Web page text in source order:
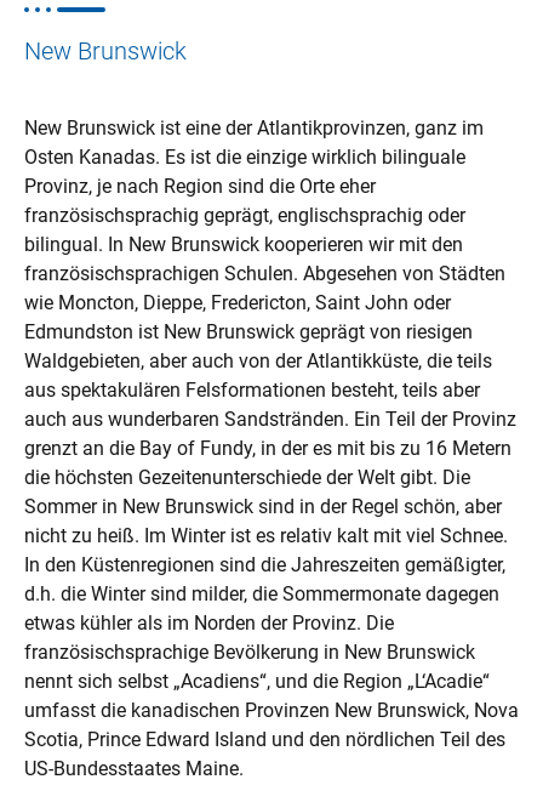
New Brunswick
New Brunswick ist eine der Atlantikprovinzen, ganz im
Osten Kanadas. Es ist die einzige wirklich bilinguale
Provinz, je nach Region sind die Orte eher
französischsprachig geprägt, englischsprachig oder
bilingual. In New Brunswick kooperieren wir mit den
französischsprachigen Schulen. Abgesehen von Städten
wie Moncton, Dieppe, Fredericton, Saint John oder
Edmundston ist New Brunswick geprägt von riesigen
Waldgebieten, aber auch von der Atlantikküste, die teils
aus spektakulären Felsformationen besteht, teils aber
auch aus wunderbaren Sandstränden. Ein Teil der Provinz
grenzt an die Bay of Fundy, in der es mit bis zu 16 Metern
die höchsten Gezeitenunterschiede der Welt gibt. Die
Sommer in New Brunswick sind in der Regel schön, aber
nicht zu heiß. Im Winter ist es relativ kalt mit viel Schnee.
In den Küstenregionen sind die Jahreszeiten gemäßigter,
d.h. die Winter sind milder, die Sommermonate dagegen
etwas kühler als im Norden der Provinz. Die
französischsprachige Bevölkerung in New Brunswick
nennt sich selbst „Acadiens“, und die Region „L‘Acadie“
umfasst die kanadischen Provinzen New Brunswick, Nova
Scotia, Prince Edward Island und den nördlichen Teil des
US-Bundesstaates Maine.